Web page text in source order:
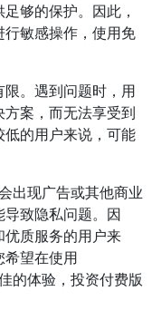
够的保护。因此，
敏感操作，使用免
。遇到问题时，用
案，而无法享受到
的用户来说，可能
出现广告或其他商业
致隐私问题。因
质服务的用户来
望在使用
的体验，投资付费版